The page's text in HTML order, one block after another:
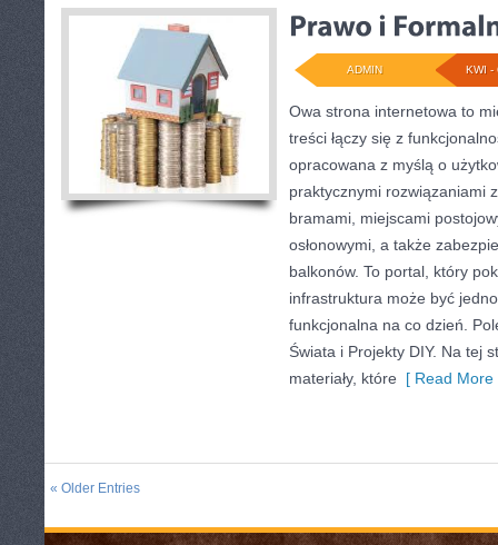
KWI -
ADMIN
Owa strona internetowa to
treści łączy się z
opracowana z myślą o
praktycznymi rozwiązaniami
bramami, miejscami
osłonowymi, a także
balkonów. To portal, który
infrastruktura może być
funkcjonalna na co dzień.
Świata i Projekty DIY. Na tej
materiały, które [ Read More
« Older Entries